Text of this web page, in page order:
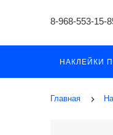
8-968-553-15-
НАКЛЕЙКИ
Главная